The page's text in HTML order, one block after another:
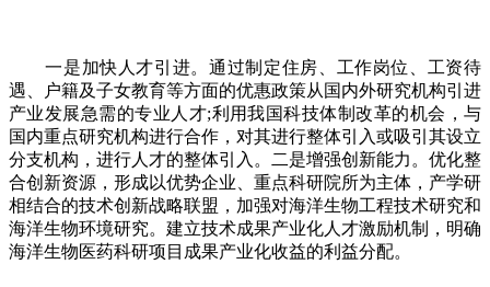
一是加快人才引进。通过制定住房、工作岗位、工资待
遇、户籍及子女教育等方面的优惠政策从国内外研究机构引进
产业发展急需的专业人才;利用我国科技体制改革的机会，与
国内重点研究机构进行合作，对其进行整体引入或吸引其设立
分支机构，进行人才的整体引入。二是增强创新能力。优化整
合创新资源，形成以优势企业、重点科研院所为主体，产学研
相结合的技术创新战略联盟，加强对海洋生物工程技术研究和
海洋生物环境研究。建立技术成果产业化人才激励机制，明确
海洋生物医药科研项目成果产业化收益的利益分配。